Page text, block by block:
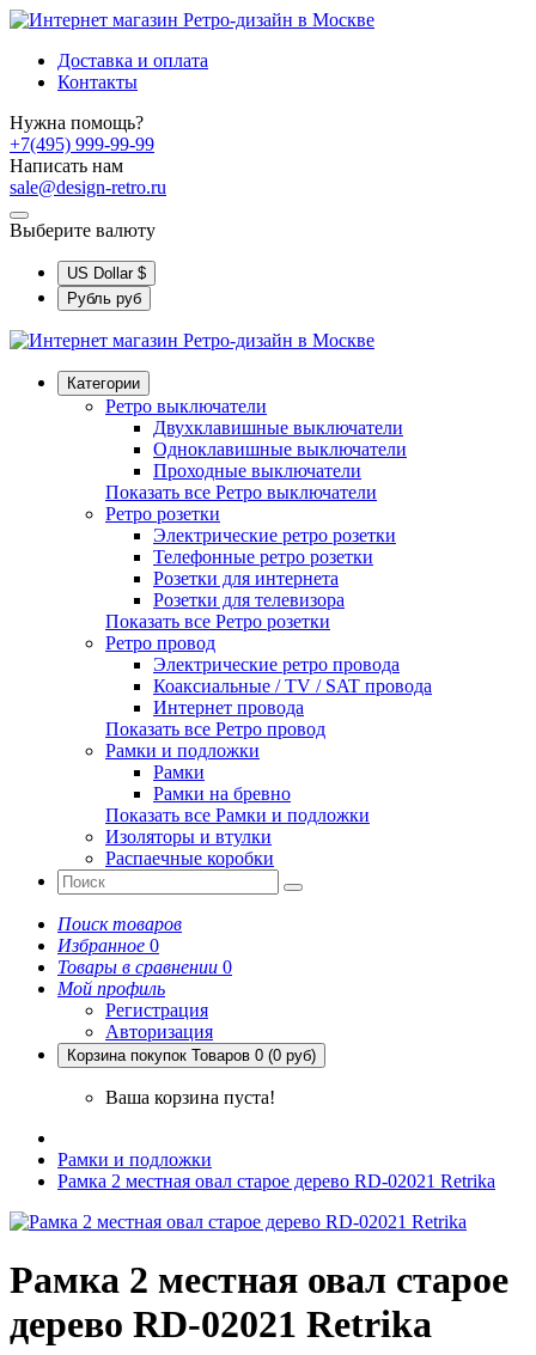
Доставка и оплата
Контакты
Нужна помощь?
+7(495) 999-99-99
Написать нам
sale@design-retro.ru
Выберите валюту
US Dollar $
Рубль руб
Категории
Ретро выключатели
Двухклавишные выключатели
Одноклавишные выключатели
Проходные выключатели
Показать все Ретро выключатели
Ретро розетки
Электрические ретро розетки
Телефонные ретро розетки
Розетки для интернета
Розетки для телевизора
Показать все Ретро розетки
Ретро провод
Электрические ретро провода
Коаксиальные / TV / SAT провода
Интернет провода
Показать все Ретро провод
Рамки и подложки
Рамки
Рамки на бревно
Показать все Рамки и подложки
Изоляторы и втулки
Распаечные коробки
Поиск товаров
Избранное 0
Товары в сравнении 0
Мой профиль
Регистрация
Авторизация
Корзина покупок Товаров 0 (0 руб)
Ваша корзина пуста!
Рамки и подложки
Рамка 2 местная овал старое дерево RD-02021 Retrika
Рамка 2 местная овал старое
дерево RD-02021 Retrika